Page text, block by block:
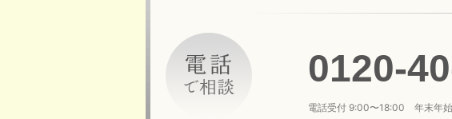
0120-40
電話受付 9:00〜18:00 年末年始